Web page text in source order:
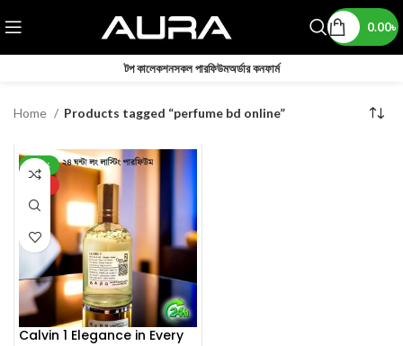
0.00৳
টপ কালেকশনসকল পারফিউমঅর্ডার কনফার্ম
Home Products tagged “perfume bd online”
-39%
Calvin 1 Elegance in Every